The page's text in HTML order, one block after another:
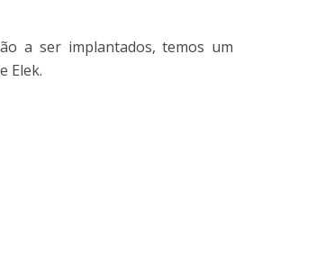
a ser implantados, temos um
Elek.